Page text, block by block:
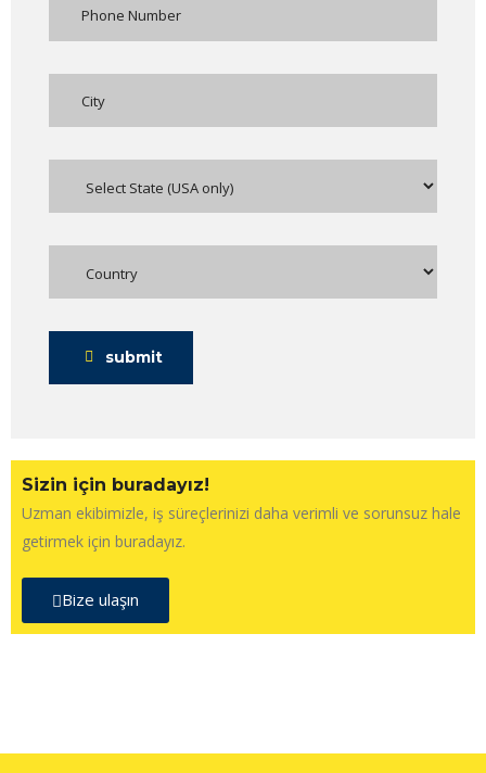
submit
Sizin için buradayız!
Uzman ekibimizle, iş süreçlerinizi daha verimli ve sorunsuz hale
getirmek için buradayız.
Bize ulaşın